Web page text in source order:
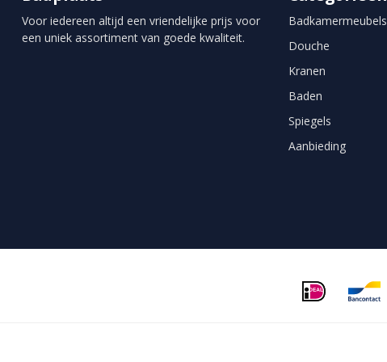
Voor iedereen altijd een vriendelijke prijs voor
een uniek assortiment van goede kwaliteit.
Badkamermeubels
Douche
Kranen
Baden
Spiegels
Aanbieding